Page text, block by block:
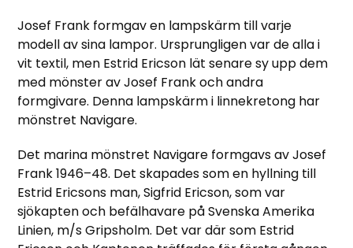
Josef Frank formgav en lampskärm till varje
modell av sina lampor. Ursprungligen var de alla i
vit textil, men Estrid Ericson lät senare sy upp dem
med mönster av Josef Frank och andra
formgivare. Denna lampskärm i linnekretong har
mönstret Navigare.
Det marina mönstret Navigare formgavs av Josef
Frank 1946–48. Det skapades som en hyllning till
Estrid Ericsons man, Sigfrid Ericson, som var
sjökapten och befälhavare på Svenska Amerika
Linien, m/s Gripsholm. Det var där som Estrid